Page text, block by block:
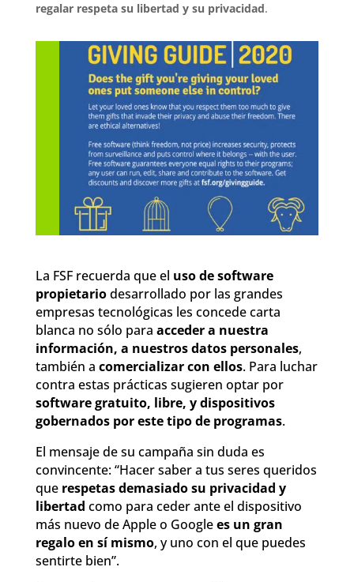
regalar respeta su libertad y su privacidad.
La FSF recuerda que el uso de software
propietariodesarrollado por las grandes
empresas tecnológicas les concede carta
blanca no sólo para acceder a nuestra
información, a nuestros datos personales,
también a comercializar con ellos. Para luchar
contra estas prácticas sugieren optar por
software gratuito, libre, y dispositivos
gobernados por este tipo de programas.
El mensaje de su campaña sin duda es
convincente: “Hacer saber a tus seres queridos
que respetas demasiado su privacidad y
libertad como para ceder ante el dispositivo
más nuevo de Apple o Googlees un gran
regalo en sí mismo, y uno con el que puedes
sentirte bien”.